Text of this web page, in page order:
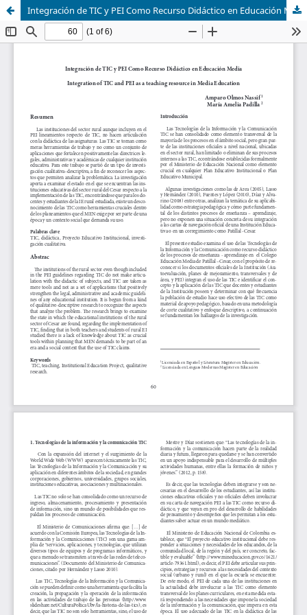
Integración de TIC y PEI Como Recurso Didáctico en Educación Media